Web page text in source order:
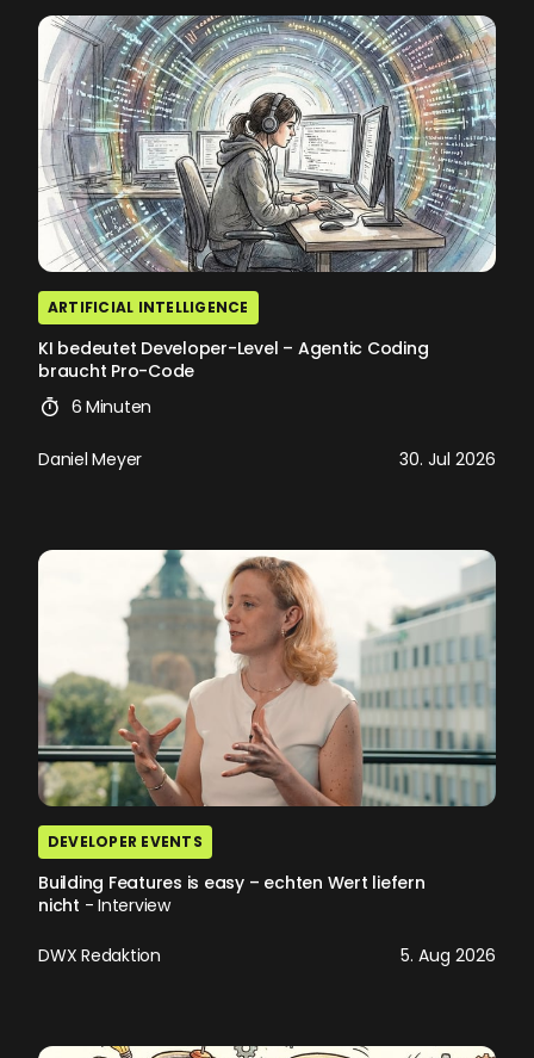
ARTIFICIAL INTELLIGENCE
KI bedeutet Developer-Level – Agentic Coding
braucht Pro-Code
6 Minuten
Daniel Meyer 30. Jul 2026
DEVELOPER EVENTS
Building Features is easy – echten Wert liefern
nicht - Interview
DWX Redaktion 5. Aug 2026